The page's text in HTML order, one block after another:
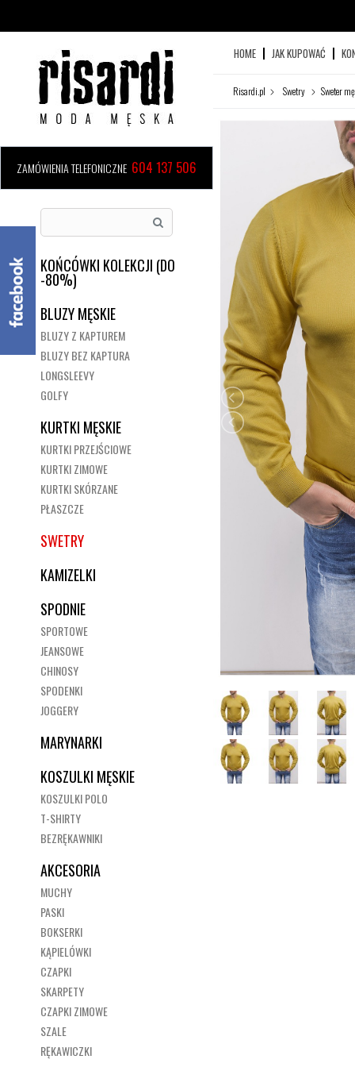
ZAMÓWIENIA TELEFONICZNE 604 137 506
KOŃCÓWKI KOLEKCJI (DO
-80%)
BLUZY MĘSKIE
BLUZY Z KAPTUREM
BLUZY BEZ KAPTURA
LONGSLEEVY
GOLFY
KURTKI MĘSKIE
KURTKI PRZEJŚCIOWE
KURTKI ZIMOWE
KURTKI SKÓRZANE
PŁASZCZE
SWETRY
KAMIZELKI
SPODNIE
SPORTOWE
JEANSOWE
CHINOSY
SPODENKI
JOGGERY
MARYNARKI
KOSZULKI MĘSKIE
KOSZULKI POLO
T-SHIRTY
BEZRĘKAWNIKI
AKCESORIA
MUCHY
PASKI
BOKSERKI
KĄPIELÓWKI
CZAPKI
SKARPETY
CZAPKI ZIMOWE
SZALE
RĘKAWICZKI
HOME JAK KUPOWAĆ
Risardi.pl Swetry Sweter